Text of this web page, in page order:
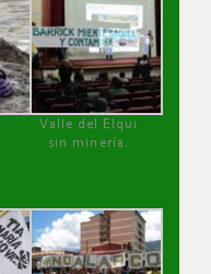
Valle del Elqui
sin minería.